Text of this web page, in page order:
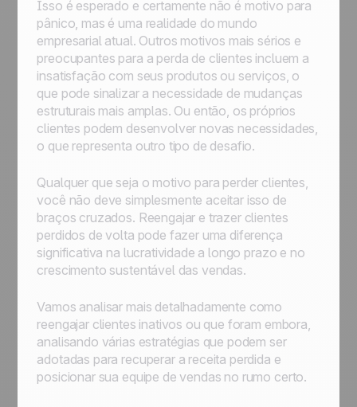
Isso é esperado e certamente não é motivo para
pânico, mas é uma realidade do mundo
empresarial atual. Outros motivos mais sérios e
preocupantes para a perda de clientes incluem a
insatisfação com seus produtos ou serviços, o
que pode sinalizar a necessidade de mudanças
estruturais mais amplas. Ou então, os próprios
clientes podem desenvolver novas necessidades,
o que representa outro tipo de desafio.
Qualquer que seja o motivo para perder clientes,
você não deve simplesmente aceitar isso de
braços cruzados. Reengajar e trazer clientes
perdidos de volta pode fazer uma diferença
significativa na lucratividade a longo prazo e no
crescimento sustentável das vendas.
Vamos analisar mais detalhadamente como
reengajar clientes inativos ou que foram embora,
analisando várias estratégias que podem ser
adotadas para recuperar a receita perdida e
posicionar sua equipe de vendas no rumo certo.